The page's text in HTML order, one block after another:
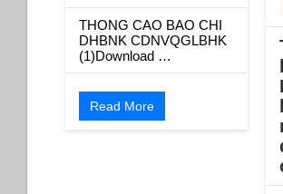
THONG CAO BAO CHI
DHBNK CDNVQGLBHK
(1)Download …
Read More